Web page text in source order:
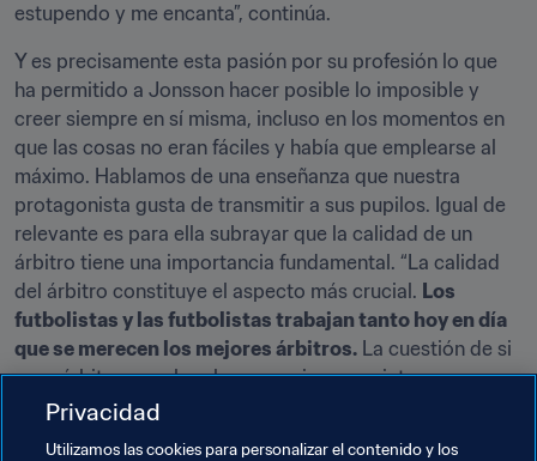
estupendo y me encanta”, continúa.
Y es precisamente esta pasión por su profesión lo que
ha permitido a Jonsson hacer posible lo imposible y
creer siempre en sí misma, incluso en los momentos en
que las cosas no eran fáciles y había que emplearse al
máximo. Hablamos de una enseñanza que nuestra
protagonista gusta de transmitir a sus pupilos. Igual de
relevante es para ella subrayar que la calidad de un
árbitro tiene una importancia fundamental. “La calidad
del árbitro constituye el aspecto más crucial. Los
futbolistas y las futbolistas trabajan tanto hoy en día
que se merecen los mejores árbitros. La cuestión de si
esos árbitros son hombres o mujeres me interesa
menos, porque lo que quiero es que tengan calidad”,
Privacidad
Utilizamos las cookies para personalizar el contenido y los